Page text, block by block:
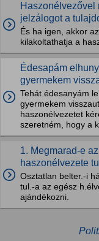
Haszonélvezővel
jelzálogot a
És ha igen, akkor
kilakoltathatja a
Édesapám
gyermekem
Tehát édesanyám
gyermekem
haszonélvezetet
szeretném, hogy a
1. Megmarad-e
haszonélvezete
Osztatlan belter.-i
tul.-a az egész
ajándékozni.